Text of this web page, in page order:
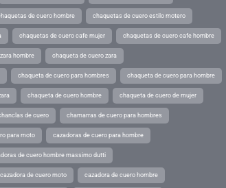
de cuero hombre chaquetas de cuero estilo motero
chaquetas de cuero cafe mujer chaquetas de cuero cafe hombre
hombre chaqueta de cuero zara
chaqueta de cuero para hombres chaqueta de cuero para hombre
chaqueta de cuero hombre chaqueta de cuero de mujer
de cuero chamarras de cuero para hombres
para moto cazadoras de cuero para hombre
de cuero hombre massimo dutti
cazadora de cuero moto cazadora de cuero hombre